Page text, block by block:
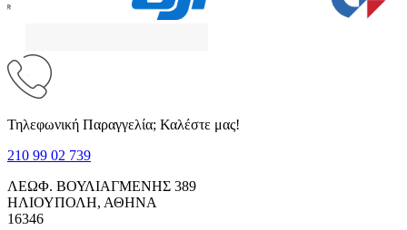
Τηλεφωνική Παραγγελία; Καλέστε μας!
210 99 02 739
ΛΕΩΦ. ΒΟΥΛΙΑΓΜΕΝΗΣ 389
ΗΛΙΟΥΠΟΛΗ, ΑΘΗΝΑ
16346